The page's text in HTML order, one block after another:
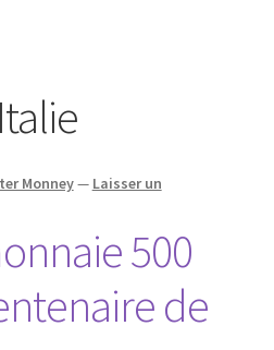
Italie
Monney— Laisser un
500
de